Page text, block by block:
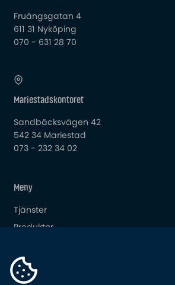
Fruängsgatan 4
611 31 Nyköping
070 - 631 28 70
Mariestadskontoret
Sandbäcksvägen 42
542 34 Mariestad
073 - 232 34 02
Meny
Tjänster
Produkter
Din Karriär
Aktuellt